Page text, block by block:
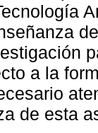
a la
de esta